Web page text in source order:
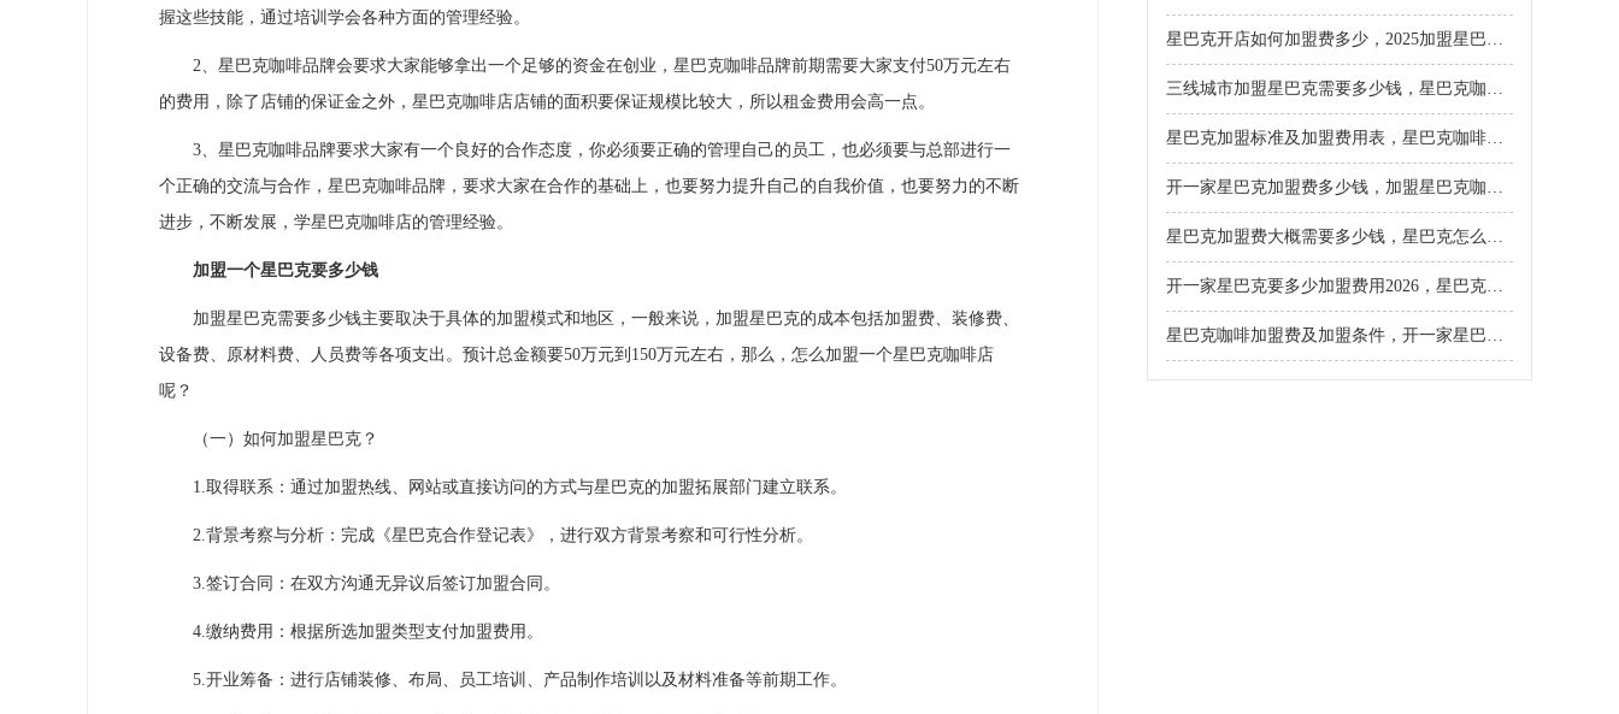
握这些技能，通过培训学会各种方面的管理经验。
2、星巴克咖啡品牌会要求大家能够拿出一个足够的资金在创业，星巴克咖啡品牌前期需要大家支付50万元左右
的费用，除了店铺的保证金之外，星巴克咖啡店店铺的面积要保证规模比较大，所以租金费用会高一点。
3、星巴克咖啡品牌要求大家有一个良好的合作态度，你必须要正确的管理自己的员工，也必须要与总部进行一
个正确的交流与合作，星巴克咖啡品牌，要求大家在合作的基础上，也要努力提升自己的自我价值，也要努力的不断
进步，不断发展，学星巴克咖啡店的管理经验。
加盟一个星巴克要多少钱
加盟星巴克需要多少钱主要取决于具体的加盟模式和地区，一般来说，加盟星巴克的成本包括加盟费、装修费、
设备费、原材料费、人员费等各项支出。预计总金额要50万元到150万元左右，那么，怎么加盟一个星巴克咖啡店
呢？
（一）如何加盟星巴克？
1.取得联系：通过加盟热线、网站或直接访问的方式与星巴克的加盟拓展部门建立联系。
2.背景考察与分析：完成《星巴克合作登记表》，进行双方背景考察和可行性分析。
3.签订合同：在双方沟通无异议后签订加盟合同。
4.缴纳费用：根据所选加盟类型支付加盟费用。
5.开业筹备：进行店铺装修、布局、员工培训、产品制作培训以及材料准备等前期工作。
星巴克开店如何加盟费多少，2025加盟星巴克需要什么条件
三线城市加盟星巴克需要多少钱，星巴克咖啡加盟扶持及条件2026
星巴克加盟标准及加盟费用表，星巴克咖啡店的开店费用是多少
开一家星巴克加盟费多少钱，加盟星巴克咖啡店加盟费大概多少钱
星巴克加盟费大概需要多少钱，星巴克怎么加盟需要多少钱
开一家星巴克要多少加盟费用2026，星巴克加盟条件及费用明细表
星巴克咖啡加盟费及加盟条件，开一家星巴克需要多少资金